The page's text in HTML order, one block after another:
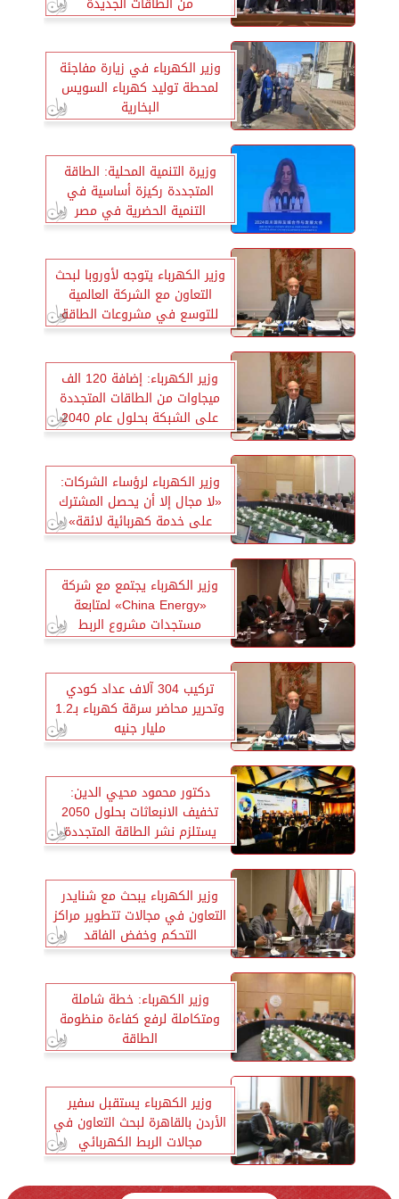
وزير الكهرباء في زيارة مفاجئة
لمحطة توليد كهرباء السويس
البخارية
وزيرة التنمية المحلية: الطاقة
المتجددة ركيزة أساسية في
التنمية الحضرية في مصر
وزير الكهرباء يتوجه لأوروبا لبحث
التعاون مع الشركة العالمية
للتوسع في مشروعات الطاقة
المتجددة
وزير الكهرباء: إضافة 120 الف
ميجاوات من الطاقات المتجددة
على الشبكة بحلول عام 2040
وزير الكهرباء لرؤساء الشركات:
«لا مجال إلا أن يحصل المشترك
على خدمة كهربائية لائقة»
وزير الكهرباء يجتمع مع شركة
«China Energy» لمتابعة
مستجدات مشروع الربط
الكهربائي المصري السعودي
تركيب 304 آلاف عداد كودي
وتحرير محاضر سرقة كهرباء بـ1.2
مليار جنيه
دكتور محمود محيي الدين:
تخفيف الانبعاثات بحلول 2050
يستلزم نشر الطاقة المتجددة
ورفع كفاءتها وإيجاد حوافز
وزير الكهرباء يبحث مع شنايدر
التعاون في مجالات تتطوير مراكز
التحكم وخفض الفاقد
وزير الكهرباء: خطة شاملة
ومتكاملة لرفع كفاءة منظومة
الطاقة
وزير الكهرباء يستقبل سفير
الأردن بالقاهرة لبحث التعاون في
مجالات الربط الكهربائي